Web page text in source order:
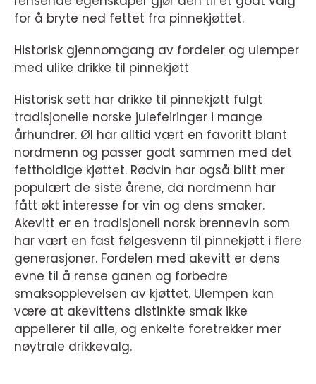
for å bryte ned fettet fra pinnekjøttet.
Historisk gjennomgang av fordeler og ulemper
med ulike drikke til pinnekjøtt
Historisk sett har drikke til pinnekjøtt fulgt
tradisjonelle norske julefeiringer i mange
århundrer. Øl har alltid vært en favoritt blant
nordmenn og passer godt sammen med det
fettholdige kjøttet. Rødvin har også blitt mer
populært de siste årene, da nordmenn har
fått økt interesse for vin og dens smaker.
Akevitt er en tradisjonell norsk brennevin som
har vært en fast følgesvenn til pinnekjøtt i flere
generasjoner. Fordelen med akevitt er dens
evne til å rense ganen og forbedre
smaksopplevelsen av kjøttet. Ulempen kan
være at akevittens distinkte smak ikke
appellerer til alle, og enkelte foretrekker mer
nøytrale drikkevalg.